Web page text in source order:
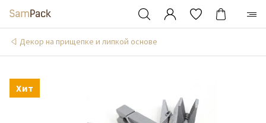
Декор на прищепке и липкой основе
Хит